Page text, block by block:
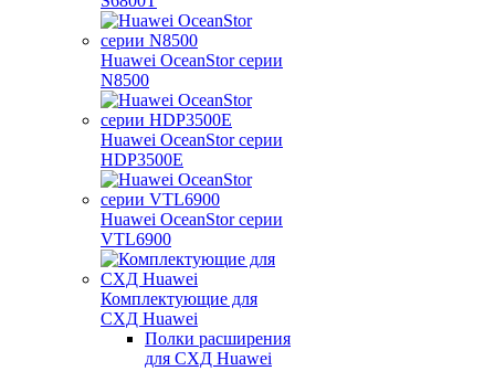
Huawei OceanStor серии
N8500
Huawei OceanStor серии
HDP3500E
Huawei OceanStor серии
VTL6900
Комплектующие для
СХД Huawei
Полки расширения
для СХД Huawei